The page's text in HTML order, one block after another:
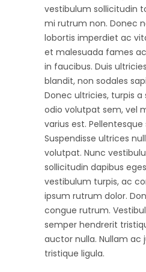
vestibulum sollicitudin
mi rutrum non. Donec
lobortis imperdiet ac
et malesuada fames
in faucibus. Duis
blandit, non sodales
Donec ultricies, turpis a
odio volutpat sem, vel
varius est. Pellentesque
Suspendisse ultrices
volutpat. Nunc
sollicitudin dapibus
vestibulum turpis, ac
ipsum rutrum dolor.
congue rutrum.
semper hendrerit
auctor nulla. Nullam ac
tristique ligula.